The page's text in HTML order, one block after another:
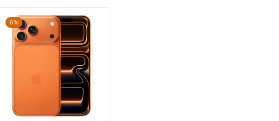
6%